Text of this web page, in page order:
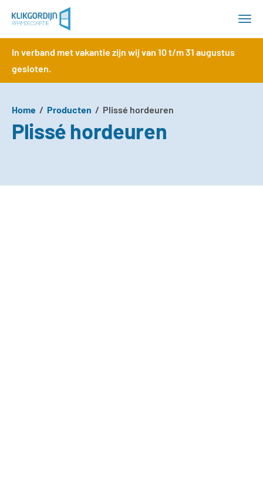
Klik plisségordijnen
Klik jaloezieën
Producten
Over ons
In verband met vakantie zijn wij van 10 t/m 31 augustus
gesloten.
Home / Producten / Plissé hordeuren
Plissé hordeuren